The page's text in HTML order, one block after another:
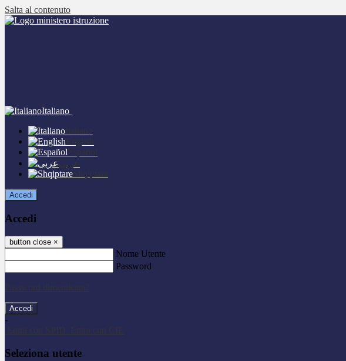
Salta al contenuto
Italiano
Italiano
English
Español
عربى
Shqiptare
Accedi
Accedi
button close ×
Nome Utente
Password
Password dimenticata?
-
Entra con SPID
Entra con CIE
Seleziona utente